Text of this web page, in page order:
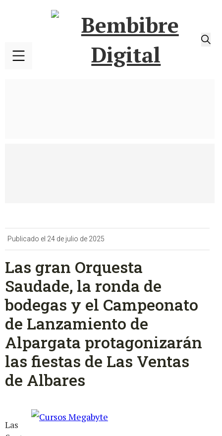
Publicado el 24 de julio de 2025
Las gran Orquesta
Saudade, la ronda de
bodegas y el Campeonato
de Lanzamiento de
Alpargata protagonizarán
las fiestas de Las Ventas
de Albares
Las